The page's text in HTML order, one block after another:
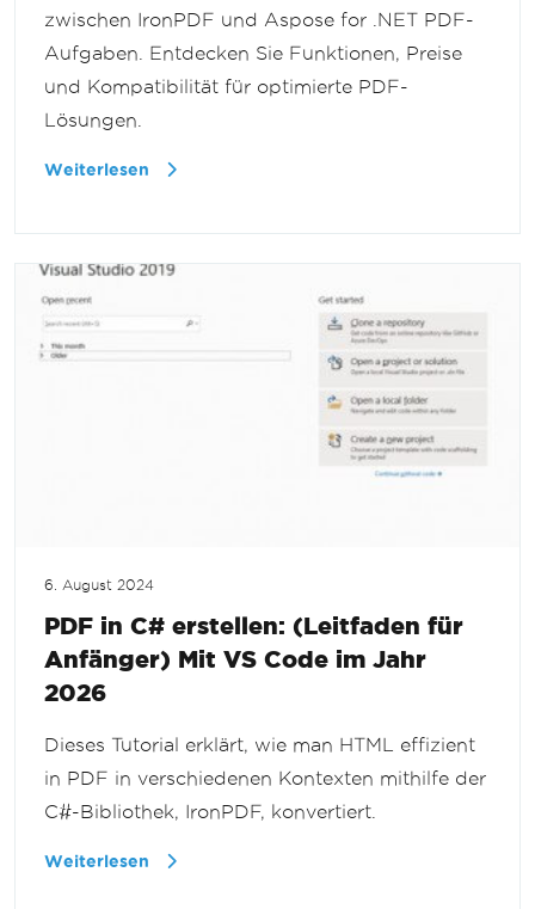
zwischen IronPDF und Aspose for .NET PDF-
Aufgaben. Entdecken Sie Funktionen, Preise
und Kompatibilität für optimierte PDF-
Lösungen.
Weiterlesen
6. August 2024
PDF in C# erstellen: (Leitfaden für
Anfänger) Mit VS Code im Jahr
2026
Dieses Tutorial erklärt, wie man HTML effizient
in PDF in verschiedenen Kontexten mithilfe der
C#-Bibliothek, IronPDF, konvertiert.
Weiterlesen